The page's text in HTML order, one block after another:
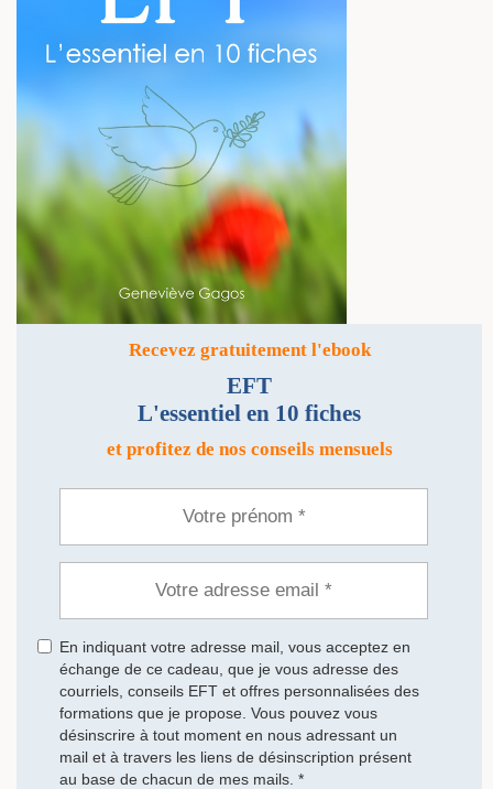
Recevez gratuitement l'ebook
EFT
L'essentiel en 10 fiches
et profitez de nos conseils mensuels
En indiquant votre adresse mail, vous acceptez en
échange de ce cadeau, que je vous adresse des
courriels, conseils EFT et offres personnalisées des
formations que je propose. Vous pouvez vous
désinscrire à tout moment en nous adressant un
mail et à travers les liens de désinscription présent
au base de chacun de mes mails. *